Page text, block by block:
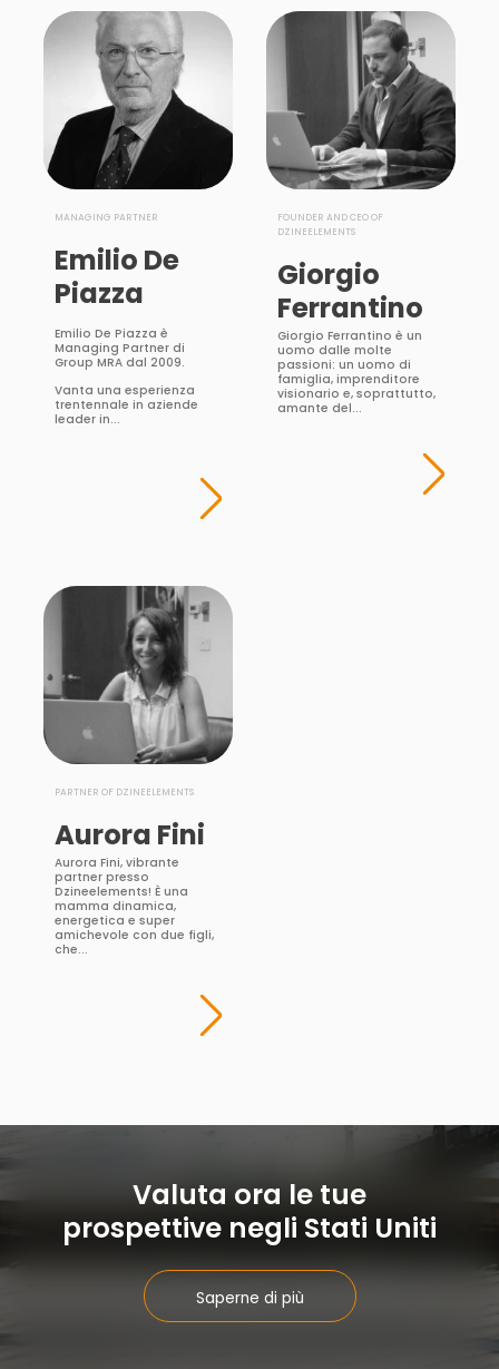
MANAGING PARTNER
Emilio De
Piazza
Emilio De Piazza è
Managing Partner di
Group MRA dal 2009.
Vanta una esperienza
trentennale in aziende
leader in...
FOUNDER AND CEO OF
DZINEELEMENTS
Giorgio
Ferrantino
Giorgio Ferrantino è un
uomo dalle molte
passioni: un uomo di
famiglia, imprenditore
visionario e, soprattutto,
amante del...
PARTNER OF DZINEELEMENTS
Aurora Fini
Aurora Fini, vibrante
partner presso
Dzineelements! È una
mamma dinamica,
energetica e super
amichevole con due figli,
che...
Valuta ora le tue
prospettive negli Stati Uniti
Saperne di più